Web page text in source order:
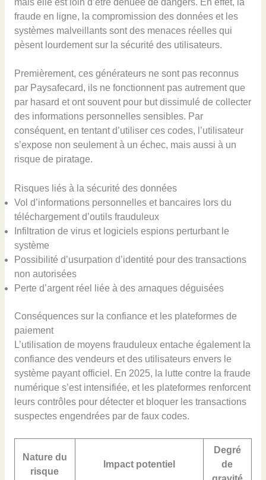
fraude en ligne, la compromission des données et les
systèmes malveillants sont des menaces réelles qui
pèsent lourdement sur la sécurité des utilisateurs.
Premièrement, ces générateurs ne sont pas reconnus
par Paysafecard, ils ne fonctionnent pas autrement que
par hasard et ont souvent pour but dissimulé de collecter
des informations personnelles sensibles. Par
conséquent, en tentant d’utiliser ces codes, l’utilisateur
s’expose non seulement à un échec, mais aussi à un
risque de piratage.
Risques liés à la sécurité des données
Vol d’informations personnelles et bancaires lors du
téléchargement d’outils frauduleux
Infiltration de virus et logiciels espions perturbant le
système
Possibilité d’usurpation d’identité pour des transactions
non autorisées
Perte d’argent réel liée à des arnaques déguisées
Conséquences sur la confiance et les plateformes de
paiement
L’utilisation de moyens frauduleux entache également la
confiance des vendeurs et des utilisateurs envers le
système payant officiel. En 2025, la lutte contre la fraude
numérique s’est intensifiée, et les plateformes renforcent
leurs contrôles pour détecter et bloquer les transactions
suspectes engendrées par de faux codes.
Nature du
risque
Impact potentiel
Degré
de